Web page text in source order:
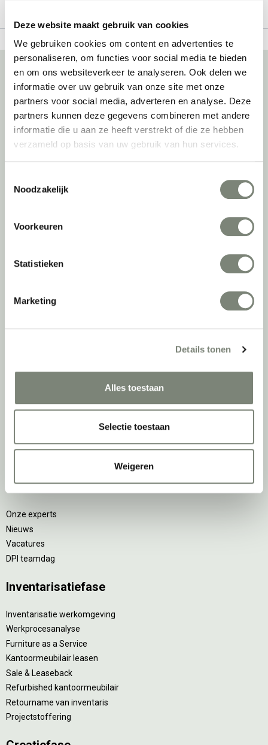
Deze website maakt gebruik van cookies
We gebruiken cookies om content en advertenties te
personaliseren, om functies voor social media te bieden
en om ons websiteverkeer te analyseren. Ook delen we
informatie over uw gebruik van onze site met onze
partners voor social media, adverteren en analyse. Deze
partners kunnen deze gegevens combineren met andere
informatie die u aan ze heeft verstrekt of die ze hebben
verzameld op basis van uw gebruik van hun services.
Noodzakelijk
Voorkeuren
Statistieken
Marketing
Details tonen
Alles toestaan
Selectie toestaan
Weigeren
Over deprojectinrichter
Als grootste onafhankelijke projectinrichter én expert op het gebied
van de beste werkomgeving zetten we ons dagelijks met veel
passie en enthousiasme in om juist dat voor onze klanten te
realiseren: de allerbeste werkomgeving. En dat doen we niet alleen
kijken we ook naar de toekomst. Naar hoe we werkomgevingen een
tweede leven kunnen geven, bijvoorbeeld. Maar ook door keer op
Ergonomische bureaustoelen
Duo bureaus
Akoestische oplossingen
Scheidingswanden
Verlichting
Elektrificatie
Deprojectinrichter
Onze experts
Nieuws
Vacatures
DPI teamdag
Inventarisatiefase
Inventarisatie werkomgeving
Werkprocesanalyse
Furniture as a Service
Kantoormeubilair leasen
Sale & Leaseback
Refurbished kantoormeubilair
Retourname van inventaris
Projectstoffering